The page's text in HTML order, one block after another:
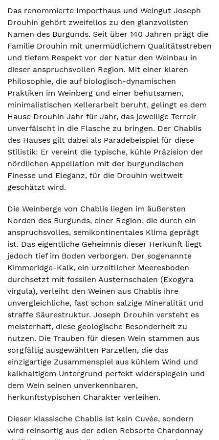
Das renommierte Importhaus und Weingut Joseph
Drouhin gehört zweifellos zu den glanzvollsten
Namen des Burgunds. Seit über 140 Jahren prägt die
Familie Drouhin mit unermüdlichem Qualitätsstreben
und tiefem Respekt vor der Natur den Weinbau in
dieser anspruchsvollen Region. Mit einer klaren
Philosophie, die auf biologisch-dynamischen
Praktiken im Weinberg und einer behutsamen,
minimalistischen Kellerarbeit beruht, gelingt es dem
Hause Drouhin Jahr für Jahr, das jeweilige Terroir
unverfälscht in die Flasche zu bringen. Der Chablis
des Hauses gilt dabei als Paradebeispiel für diese
Stilistik: Er vereint die typische, kühle Präzision der
nördlichen Appellation mit der burgundischen
Finesse und Eleganz, für die Drouhin weltweit
geschätzt wird.
Die Weinberge von Chablis liegen im äußersten
Norden des Burgunds, einer Region, die durch ein
anspruchsvolles, semikontinentales Klima geprägt
ist. Das eigentliche Geheimnis dieser Herkunft liegt
jedoch tief im Boden verborgen. Der sogenannte
Kimmeridge-Kalk, ein urzeitlicher Meeresboden
durchsetzt mit fossilen Austernschalen (Exogyra
virgula), verleiht den Weinen aus Chablis ihre
unvergleichliche, fast schon salzige Mineralität und
straffe Säurestruktur. Joseph Drouhin versteht es
meisterhaft, diese geologische Besonderheit zu
nutzen. Die Trauben für diesen Wein stammen aus
sorgfältig ausgewählten Parzellen, die das
einzigartige Zusammenspiel aus kühlem Wind und
kalkhaltigem Untergrund perfekt widerspiegeln und
dem Wein seinen unverkennbaren,
herkunftstypischen Charakter verleihen.
Dieser klassische Chablis ist kein Cuvée, sondern
wird reinsortig aus der edlen Rebsorte Chardonnay